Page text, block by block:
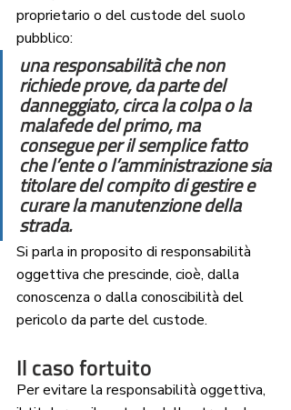
proprietario o del custode del suolo
pubblico:
una responsabilità che non
richiede prove, da parte del
danneggiato, circa la colpa o la
malafede del primo, ma
consegue per il semplice fatto
che l’ente o l’amministrazione sia
titolare del compito di gestire e
curare la manutenzione della
strada.
Si parla in proposito di responsabilità
oggettiva che prescinde, cioè, dalla
conoscenza o dalla conoscibilità del
pericolo da parte del custode.
Il caso fortuito
Per evitare la responsabilità oggettiva,